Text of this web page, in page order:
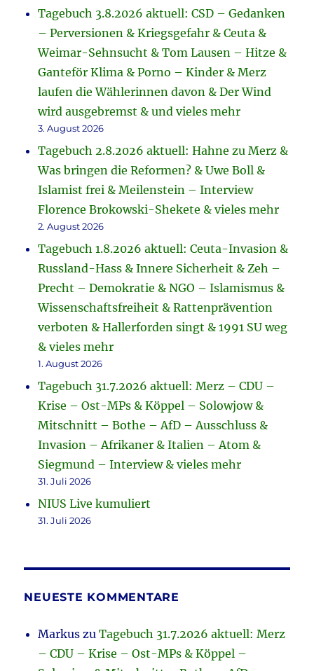
Tagebuch 3.8.2026 aktuell: CSD – Gedanken
– Perversionen & Kriegsgefahr & Ceuta &
Weimar-Sehnsucht & Tom Lausen – Hitze &
Ganteför Klima & Porno – Kinder & Merz
laufen die Wählerinnen davon & Der Wind
wird ausgebremst & und vieles mehr
3. August 2026
Tagebuch 2.8.2026 aktuell: Hahne zu Merz &
Was bringen die Reformen? & Uwe Boll &
Islamist frei & Meilenstein – Interview
Florence Brokowski-Shekete & vieles mehr
2. August 2026
Tagebuch 1.8.2026 aktuell: Ceuta-Invasion &
Russland-Hass & Innere Sicherheit & Zeh –
Precht – Demokratie & NGO – Islamismus &
Wissenschaftsfreiheit & Rattenprävention
verboten & Hallerforden singt & 1991 SU weg
& vieles mehr
1. August 2026
Tagebuch 31.7.2026 aktuell: Merz – CDU –
Krise – Ost-MPs & Köppel – Solowjow &
Mitschnitt – Bothe – AfD – Ausschluss &
Invasion – Afrikaner & Italien – Atom &
Siegmund – Interview & vieles mehr
31. Juli 2026
NIUS Live kumuliert
31. Juli 2026
NEUESTE KOMMENTARE
Markus zuTagebuch 31.7.2026 aktuell: Merz
– CDU – Krise – Ost-MPs & Köppel –